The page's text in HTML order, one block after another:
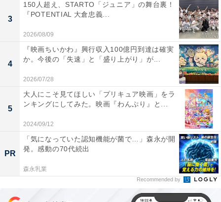
ここだけを取り上げれば極端そのものですが、実際の本
編ではそこに至るまでの会話と、それから先の2人が歩
む人生があるからこそ、このシンプルな言葉が「正論」
あるいは「真理」として心に響いてくるのです
。
さらに、「結論から言うと、不安は対処すべきではな
い」や「現実が何かわかってなきゃ、現実からは逃げら
れんねぇ」といった独特の哲学それぞれが、興味深く感
じられるようになります。
また、「生まれつき足が速く、『友達』も『居場所』も
手に入れてきたトガシ」と、「辛い現実を忘れるため、
ただがむしゃらに走っていた転校生の小宮」は、性格も
考え方もほぼ正反対（でも実は似てもいる？）。その2
3
150人超え、STARTO「ジュニア」の舞台裏！
『POTENTIAL 大倉忠義...
2026/08/09
4
『映画ちいかわ』興行収入100億円到達は確実
か。今後の「失速」と「盛り上がり」が...
2026/07/28
5
大人にこそ見てほしい「プリキュア映画」をラ
ンキングにしてみた。映画『わんぷり』と...
2024/09/12
PR
「気になっていた認知機能が菌で…」森永が開
発。感動の70代続出
森永乳業
Recommended by